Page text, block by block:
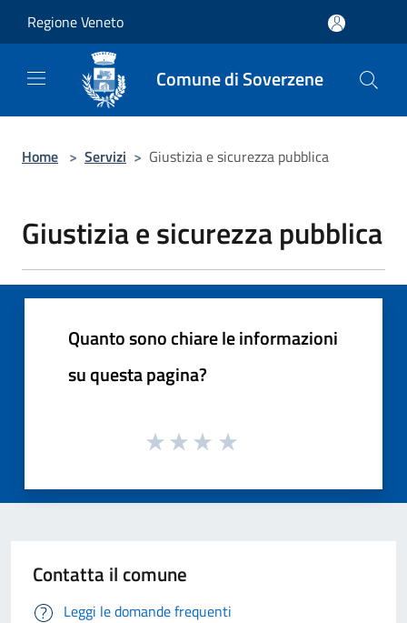
Regione Veneto
Comune di Soverzene
Home > Servizi > Giustizia e sicurezza pubblica
Giustizia e sicurezza pubblica
Quanto sono chiare le informazioni
su questa pagina?
Contatta il comune
Leggi le domande frequenti